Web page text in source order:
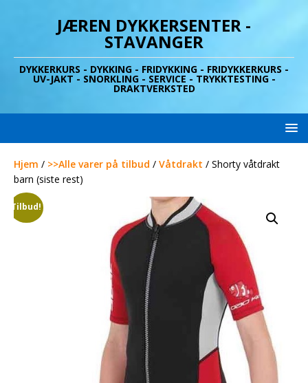
JÆREN DYKKERSENTER -
STAVANGER
DYKKERKURS - DYKKING - FRIDYKKING - FRIDYKKERKURS -
UV-JAKT - SNORKLING - SERVICE - TRYKKTESTING -
DRAKTVERKSTED
Hjem / >>Alle varer på tilbud / Våtdrakt / Shorty våtdrakt
barn (siste rest)
Tilbud!